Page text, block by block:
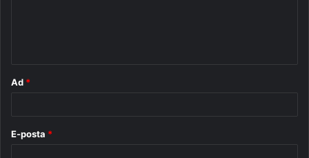
Ad *
E-posta *